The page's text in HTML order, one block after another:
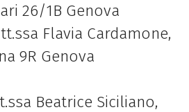
26/1B Genova
Flavia Cardamone,
9R Genova
Beatrice Siciliano,